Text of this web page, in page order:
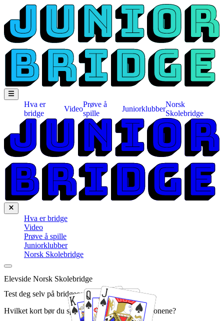
Hva er
bridge
Video
Prøve å
spille
Juniorklubber
Norsk
Skolebridge
Hva er bridge
Video
Prøve å spille
Juniorklubber
Norsk Skolebridge
Elevside Norsk Skolebridge
Test deg selv på bridgeoppgaver
Hvilket kort bør du spille ut fra disse kombinasjonene?